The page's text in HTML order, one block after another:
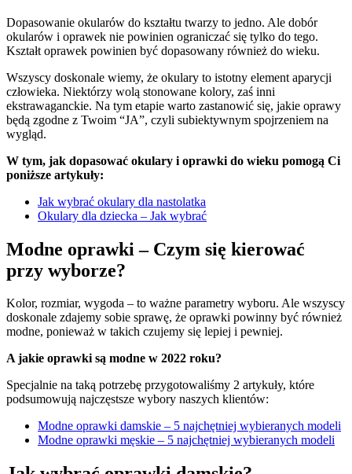
Dopasowanie okularów do kształtu twarzy to jedno. Ale dobór
okularów i oprawek nie powinien ograniczać się tylko do tego.
Kształt oprawek powinien być dopasowany również do wieku.
Wszyscy doskonale wiemy, że okulary to istotny element aparycji
człowieka. Niektórzy wolą stonowane kolory, zaś inni
ekstrawaganckie. Na tym etapie warto zastanowić się, jakie oprawy
będą zgodne z Twoim “JA”, czyli subiektywnym spojrzeniem na
wygląd.
W tym, jak dopasować okulary i oprawki do wieku pomogą Ci
poniższe artykuły:
Jak wybrać okulary dla nastolatka
Okulary dla dziecka – Jak wybrać
Modne oprawki – Czym się kierować
przy wyborze?
Kolor, rozmiar, wygoda – to ważne parametry wyboru. Ale wszyscy
doskonale zdajemy sobie sprawę, że oprawki powinny być również
modne, ponieważ w takich czujemy się lepiej i pewniej.
A jakie oprawki są modne w 2022 roku?
Specjalnie na taką potrzebę przygotowaliśmy 2 artykuły, które
podsumowują najczęstsze wybory naszych klientów:
Modne oprawki damskie – 5 najchętniej wybieranych modeli
Modne oprawki męskie – 5 najchętniej wybieranych modeli